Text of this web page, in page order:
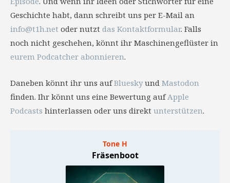
Geschichte habt, dann schreibt uns per E-Mail an
info@t1h.net oder nutzt das Kontaktformular. Falls
noch nicht geschehen, könnt ihr Maschinengeflüster in
eurem Podcatcher abonnieren.
Daneben könnt ihr uns aufBlueskyund Mastodon
finden. Ihr könnt uns eine Bewertung aufApple
Podcasts hinterlassen oder uns direkt unterstützen.